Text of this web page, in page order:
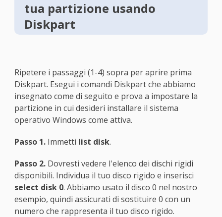
tua partizione usando
Diskpart
Ripetere i passaggi (1-4) sopra per aprire prima
Diskpart. Esegui i comandi Diskpart che abbiamo
insegnato come di seguito e prova a impostare la
partizione in cui desideri installare il sistema
operativo Windows come attiva.
Passo 1.Immetti list disk.
Passo 2.Dovresti vedere l'elenco dei dischi rigidi
disponibili. Individua il tuo disco rigido e inserisci
select disk 0. Abbiamo usato il disco 0 nel nostro
esempio, quindi assicurati di sostituire 0 con un
numero che rappresenta il tuo disco rigido.